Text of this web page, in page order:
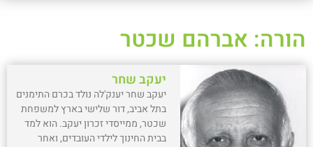
הורה: אברהם שכטר
יעקב שחר
יעקב שחר יענק'לה נולד בכרם התימנים
בתל אביב, דור שלישי בארץ למשפחת
שכטר, ממייסדי זכרון יעקב. הוא למד
בבית החינוך לילדי העובדים, ואחר